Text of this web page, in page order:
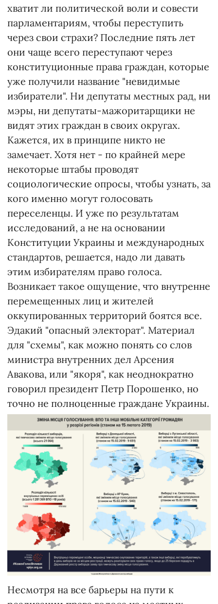
хватит ли политической воли и совести
парламентариям, чтобы переступить
через свои страхи? Последние пять лет
они чаще всего переступают через
конституционные права граждан, которые
уже получили название "невидимые
избиратели". Ни депутаты местных рад, ни
мэры, ни депутаты-мажоритарщики не
видят этих граждан в своих округах.
Кажется, их в принципе никто не
замечает. Хотя нет - по крайней мере
некоторые штабы проводят
социологические опросы, чтобы узнать, за
кого именно могут голосовать
переселенцы. И уже по результатам
исследований, а не на основании
Конституции Украины и международных
стандартов, решается, надо ли давать
этим избирателям право голоса.
Возникает такое ощущение, что внутренне
перемещенных лиц и жителей
оккупированных территорий боятся все.
Эдакий "опасный электорат". Материал
для "схемы", как можно понять со слов
министра внутренних дел Арсения
Авакова, или "якоря", как неоднократно
говорил президент Петр Порошенко, но
точно не полноценные граждане Украины.
Несмотря на все барьеры на пути к